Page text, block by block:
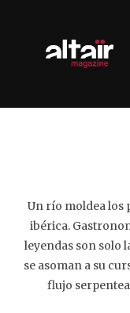
Un río moldea los
ibérica.
leyendas son solo
se asoman a su
flujo